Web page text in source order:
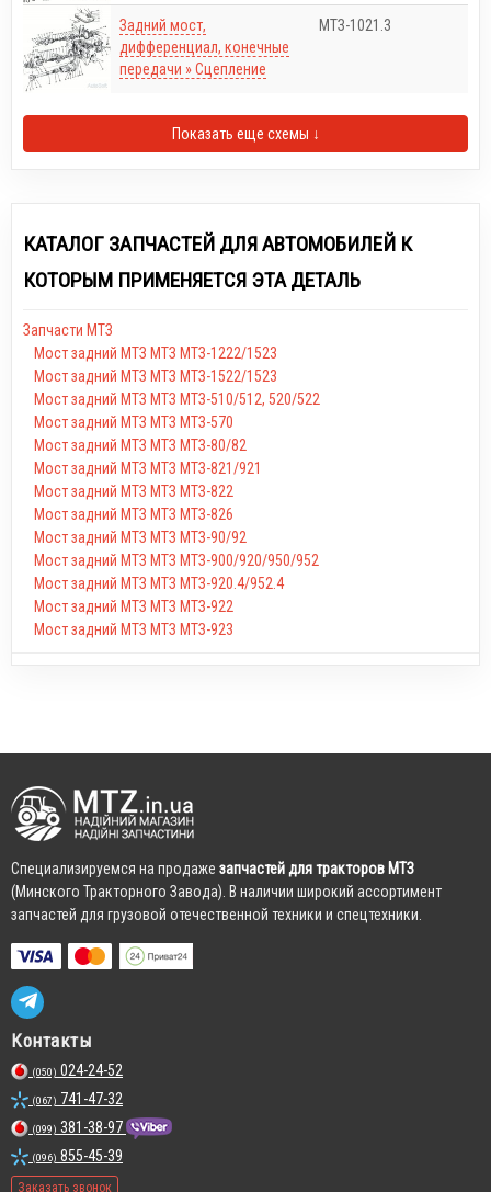
Задний мост,
дифференциал, конечные
передачи » Сцепление
МТЗ-1021.3
Показать еще схемы ↓
КАТАЛОГ ЗАПЧАСТЕЙ ДЛЯ АВТОМОБИЛЕЙ К
КОТОРЫМ ПРИМЕНЯЕТСЯ ЭТА ДЕТАЛЬ
Запчасти МТЗ
Мост задний МТЗ МТЗ МТЗ-1222/1523
Мост задний МТЗ МТЗ МТЗ-1522/1523
Мост задний МТЗ МТЗ МТЗ-510/512, 520/522
Мост задний МТЗ МТЗ МТЗ-570
Мост задний МТЗ МТЗ МТЗ-80/82
Мост задний МТЗ МТЗ МТЗ-821/921
Мост задний МТЗ МТЗ МТЗ-822
Мост задний МТЗ МТЗ МТЗ-826
Мост задний МТЗ МТЗ МТЗ-90/92
Мост задний МТЗ МТЗ МТЗ-900/920/950/952
Мост задний МТЗ МТЗ МТЗ-920.4/952.4
Мост задний МТЗ МТЗ МТЗ-922
Мост задний МТЗ МТЗ МТЗ-923
Cпециализируемся на продаже запчастей для тракторов МТЗ
(Минского Тракторного Завода). В наличии широкий ассортимент
запчастей для грузовой отечественной техники и спецтехники.
Контакты
(050) 024-24-52
(067) 741-47-32
(099) 381-38-97
(096) 855-45-39
Заказать звонок